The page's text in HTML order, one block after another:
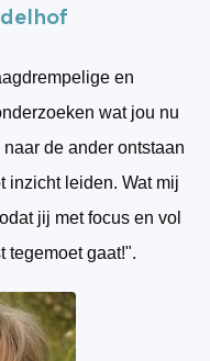
en
wat jou nu
de ander ontstaan
inzicht leiden. Wat mij
jij met focus en vol
tegemoet gaat!".